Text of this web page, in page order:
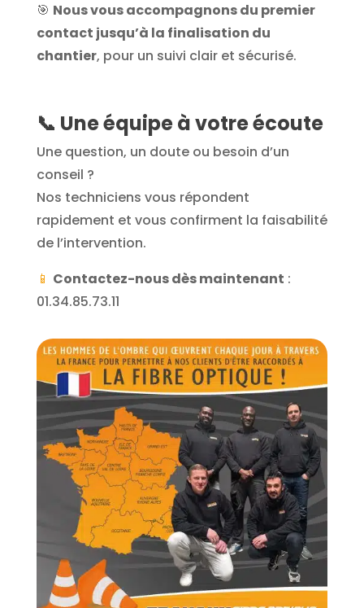
🎯 Nous vous accompagnons du premier
contact jusqu’à la finalisation du
chantier, pour un suivi clair et sécurisé.
📞 Une équipe à votre écoute
Une question, un doute ou besoin d’un
conseil ?
Nos techniciens vous répondent
rapidement et vous confirment la faisabilité
de l’intervention.
📱 Contactez-nous dès maintenant :
01.34.85.73.11